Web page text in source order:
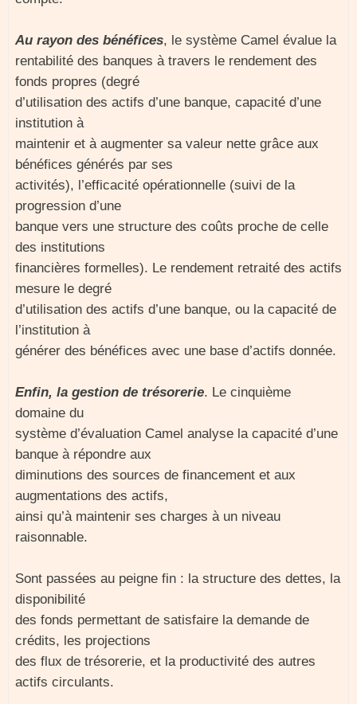
Au rayon des bénéfices, le système Camel évalue la
rentabilité des banques à travers le rendement des
fonds propres (degré
d’utilisation des actifs d’une banque, capacité d’une
institution à
maintenir et à augmenter sa valeur nette grâce aux
bénéfices générés par ses
activités), l’efficacité opérationnelle (suivi de la
progression d’une
banque vers une structure des coûts proche de celle
des institutions
financières formelles). Le rendement retraité des actifs
mesure le degré
d’utilisation des actifs d’une banque, ou la capacité de
l’institution à
générer des bénéfices avec une base d’actifs donnée.
Enfin, la gestion de trésorerie. Le cinquième
domaine du
système d’évaluation Camel analyse la capacité d’une
banque à répondre aux
diminutions des sources de financement et aux
augmentations des actifs,
ainsi qu’à maintenir ses charges à un niveau
raisonnable.
Sont passées au peigne fin : la structure des dettes, la
disponibilité
des fonds permettant de satisfaire la demande de
crédits, les projections
des flux de trésorerie, et la productivité des autres
actifs circulants.